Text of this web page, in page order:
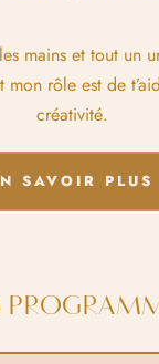
mains et tout un
rôle est de
créativité.
SAVOIR PLUS